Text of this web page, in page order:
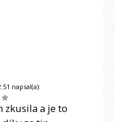
napsal(a):
zkusila a je to